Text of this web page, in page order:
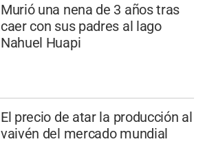
Murió una nena de 3 años tras
caer con sus padres al lago
Nahuel Huapi
El precio de atar la producción al
vaivén del mercado mundial